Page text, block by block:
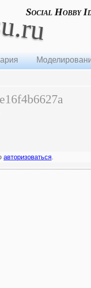
Social Hobby
авторизоваться.